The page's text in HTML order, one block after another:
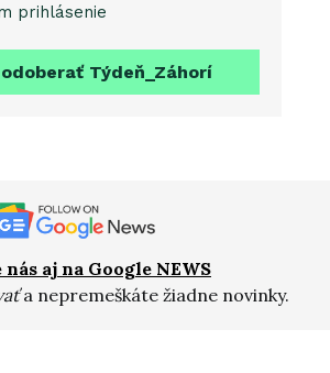
prihlásenie
Týdeň_Záhorí
nás aj na Google NEWS
a nepremeškáte žiadne novinky.